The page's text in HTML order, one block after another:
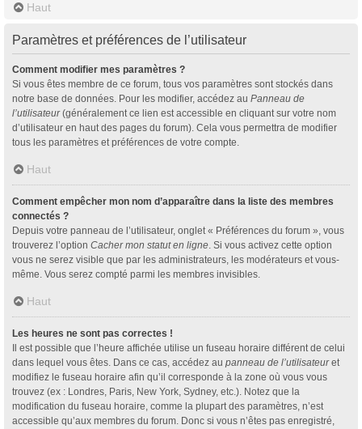
Haut
Paramètres et préférences de l’utilisateur
Comment modifier mes paramètres ?
Si vous êtes membre de ce forum, tous vos paramètres sont stockés dans
notre base de données. Pour les modifier, accédez au Panneau de
l’utilisateur(généralement ce lien est accessible en cliquant sur votre nom
d’utilisateur en haut des pages du forum). Cela vous permettra de modifier
tous les paramètres et préférences de votre compte.
Haut
Comment empêcher mon nom d’apparaître dans la liste des membres
connectés ?
Depuis votre panneau de l’utilisateur, onglet « Préférences du forum », vous
trouverez l’option Cacher mon statut en ligne. Si vous activez cette option
vous ne serez visible que par les administrateurs, les modérateurs et vous-
même. Vous serez compté parmi les membres invisibles.
Haut
Les heures ne sont pas correctes !
Il est possible que l’heure affichée utilise un fuseau horaire différent de celui
dans lequel vous êtes. Dans ce cas, accédez au panneau de l’utilisateuret
modifiez le fuseau horaire afin qu’il corresponde à la zone où vous vous
trouvez (ex : Londres, Paris, New York, Sydney, etc.). Notez que la
modification du fuseau horaire, comme la plupart des paramètres, n’est
accessible qu’aux membres du forum. Donc si vous n’êtes pas enregistré,